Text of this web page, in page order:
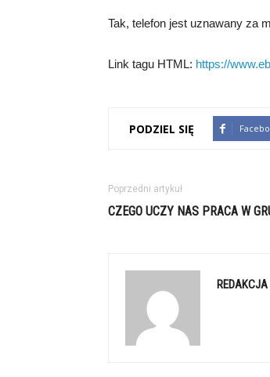
Tak, telefon jest uznawany za
Link tagu HTML: https://
PODZIEL SIĘ
Poprzedni artykuł
CZEGO UCZY NAS PRACA W
REDAKCJA